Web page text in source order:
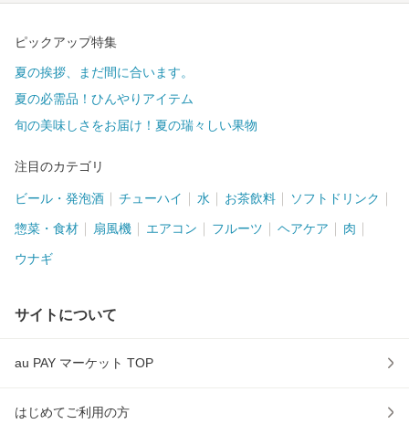
ピックアップ特集
夏の挨拶、まだ間に合います。
夏の必需品！ひんやりアイテム
旬の美味しさをお届け！夏の瑞々しい果物
注目のカテゴリ
ビール・発泡酒 チューハイ 水 お茶飲料 ソフトドリンク
惣菜・食材 扇風機 エアコン フルーツ ヘアケア 肉
ウナギ
サイトについて
au PAY マーケット TOP
はじめてご利用の方